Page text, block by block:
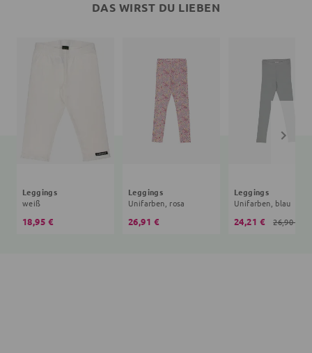
DAS WIRST DU LIEBEN
Leggings
weiß
18,95 €
Leggings
Unifarben, rosa
26,91 €
Leggings
Unifarben, blau
24,21 € 26,90 €